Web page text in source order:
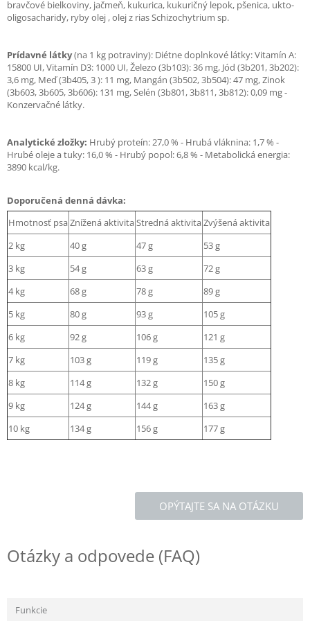
bravčové bielkoviny, jačmeň, kukurica, kukuričný lepok, pšenica, ukto-
oligosacharidy, ryby olej , olej z rias Schizochytrium sp.
Prídavné látky(na 1 kg potraviny): Diétne doplnkové látky: Vitamín A:
15800 UI, Vitamín D3: 1000 UI, Železo (3b103): 36 mg, Jód (3b201, 3b202):
3,6 mg, Meď (3b405, 3 ): 11 mg, Mangán (3b502, 3b504): 47 mg, Zinok
(3b603, 3b605, 3b606): 131 mg, Selén (3b801, 3b811, 3b812): 0,09 mg -
Konzervačné látky.
Analytické zložky: Hrubý proteín: 27,0 % - Hrubá vláknina: 1,7 % -
Hrubé oleje a tuky: 16,0 % - Hrubý popol: 6,8 % - Metabolická energia:
3890 kcal/kg.
Doporučená denná dávka:
Hmotnosť psaZnížená aktivitaStredná aktivitaZvýšená aktivita
2 kg
40 g 47 g
53 g
3 kg
54 g 63 g
72 g
4 kg
68 g 78 g
89 g
5 kg
80 g 93 g
105 g
6 kg
92 g 106 g
121 g
7 kg
103 g 119 g
135 g
8 kg
114 g 132 g
150 g
9 kg
124 g 144 g
163 g
10 kg
134 g 156 g 177 g
OPÝTAJTE SA NA OTÁZKU
Otázky a odpovede (FAQ)
Funkcie